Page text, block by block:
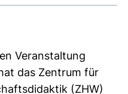
Veranstaltung
das Zentrum für
(ZHW)